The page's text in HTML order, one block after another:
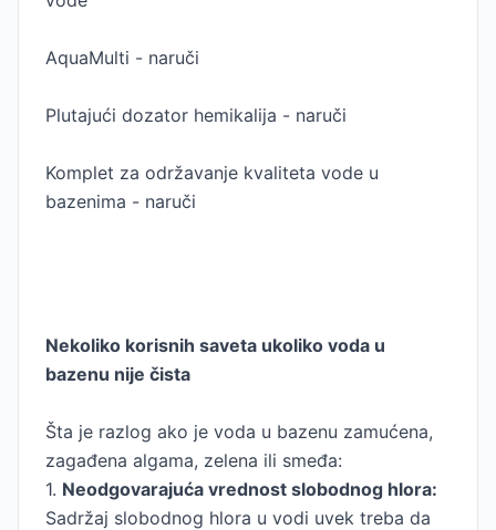
AquaMulti - naruči
Plutajući dozator hemikalija - naruči
Komplet za održavanje kvaliteta vode u
bazenima - naruči
Nekoliko korisnih saveta ukoliko voda u
bazenu nije čista
Šta je razlog ako je voda u bazenu zamućena,
zagađena algama, zelena ili smeđa:
1. Neodgovarajuća vrednost slobodnog hlora:
Sadržaj slobodnog hlora u vodi uvek treba da